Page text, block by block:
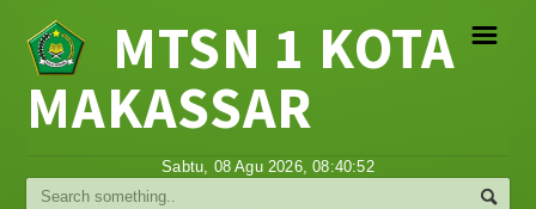
Struktur Organisasi
☰
MTSN 1 KOTA
MAKASSAR
Sabtu, 08 Agu 2026,08:40:52